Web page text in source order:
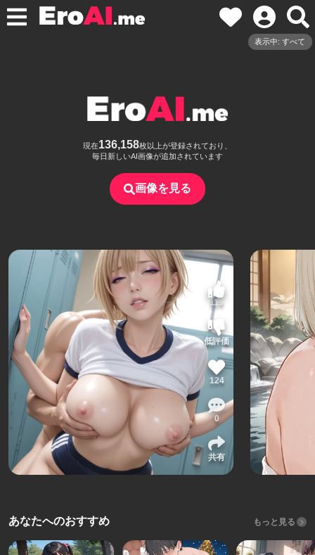
表示中: すべて
現在136,158枚以上が登録されており、
毎日新しいAI画像が追加されています
画像を見る
119
低評価
124
0
共有
あなたへのおすすめ もっと見る